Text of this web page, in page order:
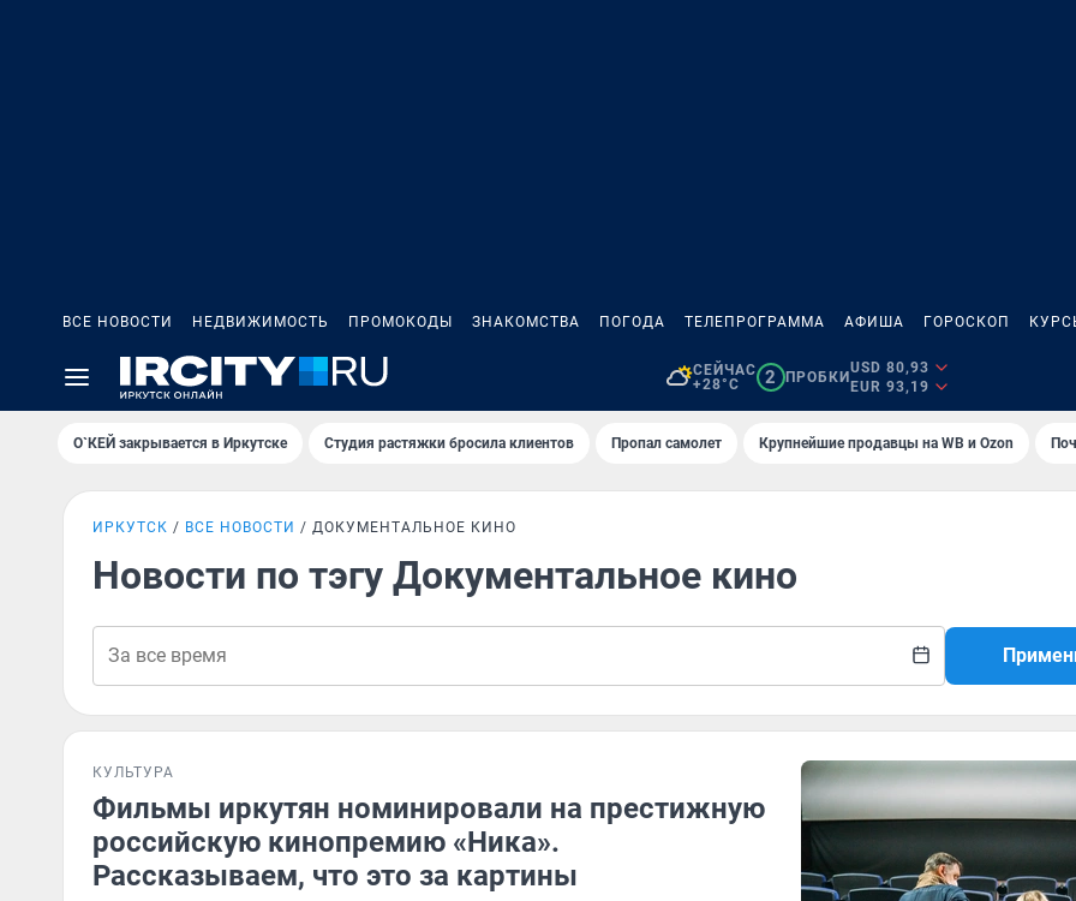
ВСЕ НОВОСТИ НЕДВИЖИМОСТЬ ПРОМОКОДЫ ЗНАКОМСТВА ПОГОДА ТЕЛЕПРОГРАММА АФИША ГОРОСКОП
СЕЙЧАС
+28°C
2 ПРОБКИ
USD 80,93
EUR 93,19
О`КЕЙ закрывается в Иркутске Студия растяжки бросила клиентов Пропал самолет Крупнейшие продавцы на WB и Ozon
ИРКУТСК ВСЕ НОВОСТИ ДОКУМЕНТАЛЬНОЕ КИНО
Новости по тэгу Документальное кино
КУЛЬТУРА
Фильмы иркутян номинировали на престижную
российскую кинопремию «Ника».
Рассказываем, что это за картины